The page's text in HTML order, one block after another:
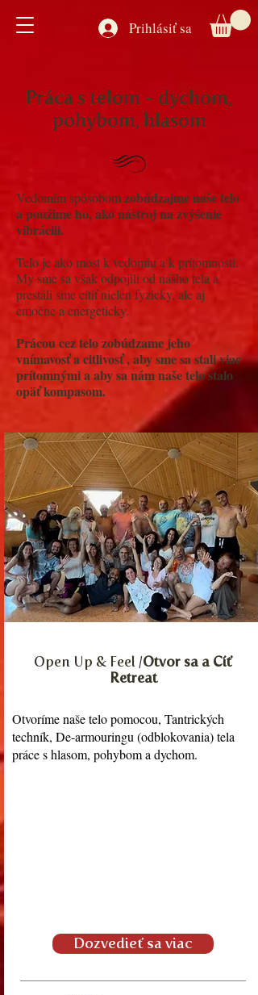
Prihlásiť sa
Práca s telom - dychom,
pohybom, hlasom
Vedomím spôsobomzobúdzajme naše telo
a použime ho, ako nástroj na zvýšenie
vibráciii.
Telo je ako most k vedomiu a k prítomnosti.
My sme sa však odpojili od nášho tela a
prestáli sme cítiť nielen fyzicky, ale aj
emočne a energeticky.
Prácou cez telo zobúdzame jeho
vnímavosť a citlivosť , aby sme sa stali viac
prítomnými a aby sa nám naše telo stalo
opäť kompasom.
Open Up & Feel /Otvor sa a Cíť
Retreat
Otvoríme naše telo pomocou, Tantrických
techník, De-armouringu (odblokovania) tela
práce s hlasom, pohybom a dychom.
Dozvedieť sa viac